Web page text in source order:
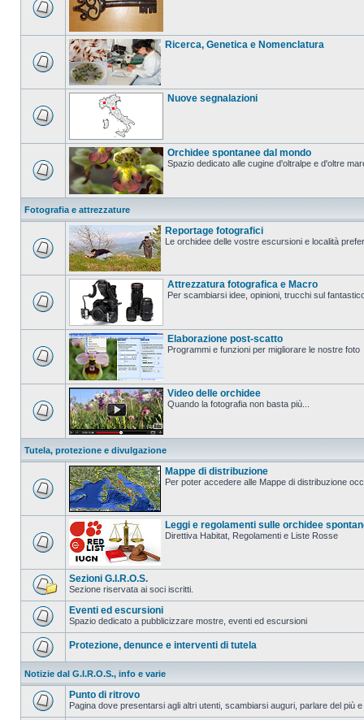
Ricerca, Genetica e Nomenclatura
Nuove segnalazioni
Orchidee spontanee dal mondo
Spazio dedicato alle cugine d'oltralpe e d'oltre
Fotografia e attrezzature
Reportage fotografici
Le orchidee delle vostre escursioni e località
Attrezzatura fotografica e Macro
Per scambiarsi idee, opinioni, trucchi sul
Elaborazione post-scatto
Programmi e funzioni per migliorare le nostre foto
Video delle orchidee
Quando la fotografia non basta più...
Tutela, protezione e divulgazione
Mappe di distribuzione
Per poter accedere alle Mappe di distribuzione
Leggi e regolamenti sulle orchidee
Direttiva Habitat, Regolamenti e Liste Rosse
Sezioni G.I.R.O.S.
Sezione riservata ai soci iscritti.
Eventi ed escursioni
Spazio dedicato a pubblicizzare mostre, eventi ed escursioni
Protezione, denunce e interventi di tutela
Notizie dal G.I.R.O.S., info e varie
Punto di ritrovo
Pagina dove presentarsi agli altri utenti, scambiarsi auguri, parlare del più